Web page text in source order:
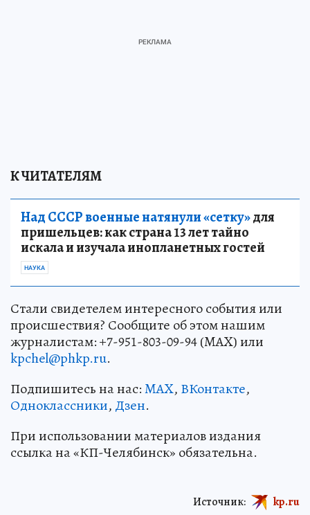
К ЧИТАТЕЛЯМ
Над СССР военные натянули «сетку»для
пришельцев: как страна 13 лет тайно
искала и изучала инопланетных гостей
НАУКА
Стали свидетелем интересного события или
происшествия? Сообщите об этом нашим
журналистам: +7-951-803-09-94 (MAX) или
kpchel@phkp.ru.
Подпишитесь на нас:MAX, ВКонтакте,
Одноклассники, Дзен.
При использовании материалов издания
ссылка на «КП-Челябинск» обязательна.
Источник: kp.ru